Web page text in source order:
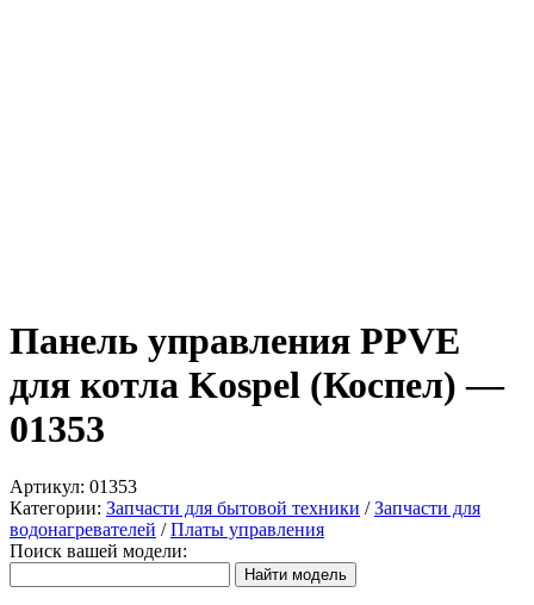
Панель управления PPVE
для котла Kospel (Коспел) —
01353
Артикул: 01353
Категории: Запчасти для бытовой техники /Запчасти для
водонагревателей /Платы управления
Поиск вашей модели: